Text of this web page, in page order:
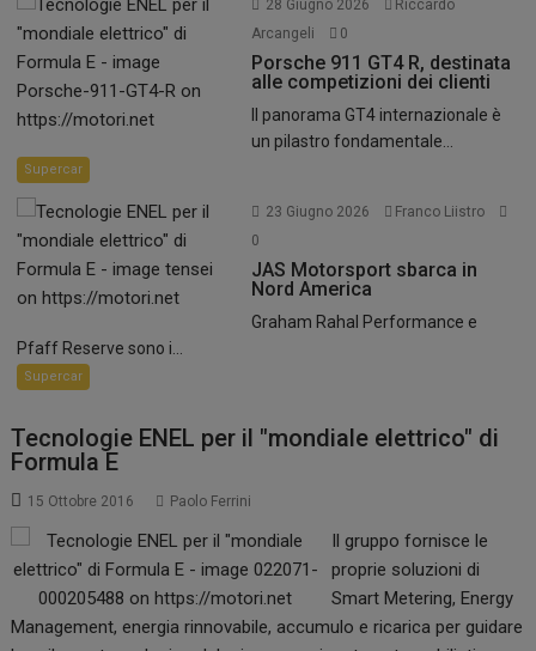
28 Giugno 2026
Riccardo
Arcangeli
0
Porsche 911 GT4 R, destinata
alle competizioni dei clienti
Il panorama GT4 internazionale è
un pilastro fondamentale...
Supercar
23 Giugno 2026
Franco Liistro
0
JAS Motorsport sbarca in
Nord America
Graham Rahal Performance e
Pfaff Reserve sono i...
Supercar
Tecnologie ENEL per il "mondiale elettrico" di
Formula E
15 Ottobre 2016 Paolo Ferrini
Il gruppo fornisce le
proprie soluzioni di
Smart Metering, Energy
Management, energia rinnovabile, accumulo e ricarica per guidare